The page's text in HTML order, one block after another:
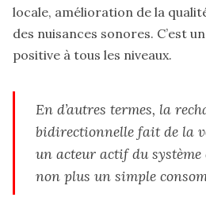
locale, amélioration de la
des nuisances sonores. C’est
positive à tous les niveaux.
En d’autres termes, la
bidirectionnelle fait de la
un acteur actif du système
non plus un simple